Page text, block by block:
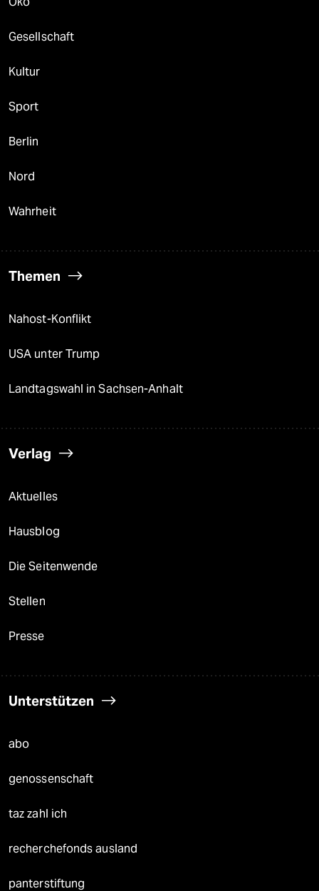
Gesellschaft
Kultur
Sport
Berlin
Nord
Wahrheit
Themen
Nahost-Konflikt
USA unter Trump
Landtagswahl in Sachsen-Anhalt
Verlag
Aktuelles
Hausblog
Die Seitenwende
Stellen
Presse
Unterstützen
abo
genossenschaft
taz zahl ich
recherchefonds ausland
panterstiftung